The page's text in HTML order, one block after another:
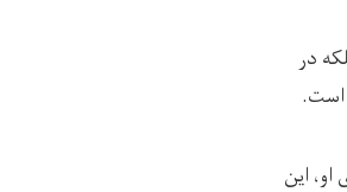
در
است.
این